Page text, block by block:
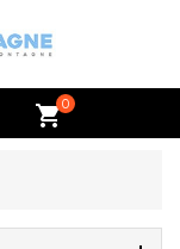
shopping_cart0